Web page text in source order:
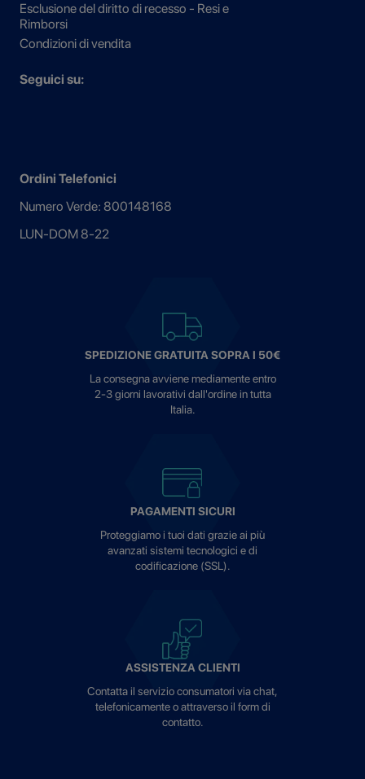
Esclusione del diritto di recesso - Resi e
Rimborsi
Condizioni di vendita
Seguici su:
Ordini Telefonici
Numero Verde: 800148168
LUN-DOM 8-22
SPEDIZIONE GRATUITA SOPRA I 50€
La consegna avviene mediamente entro
2-3 giorni lavorativi dall'ordine in tutta
Italia.
PAGAMENTI SICURI
Proteggiamo i tuoi dati grazie ai più
avanzati sistemi tecnologici e di
codificazione (SSL).
ASSISTENZA CLIENTI
Contatta il servizio consumatori via chat,
telefonicamente o attraverso il form di
contatto.